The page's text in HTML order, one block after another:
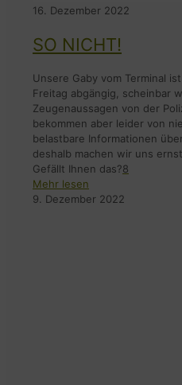
16. Dezember 2022
SO NICHT!
Unsere Gaby vom Terminal
Freitag abgängig, scheinbar
Zeugenaussagen von der
bekommen aber leider von
belastbare Informationen
deshalb machen wir uns
Gefällt Ihnen das?8
Mehr lesen
9. Dezember 2022